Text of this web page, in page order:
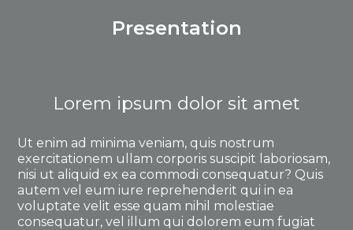
Presentation
Lorem ipsum dolor sit amet
Ut enim ad minima veniam, quis nostrum
exercitationem ullam corporis suscipit laboriosam,
nisi ut aliquid ex ea commodi consequatur? Quis
autem vel eum iure reprehenderit qui in ea
voluptate velit esse quam nihil molestiae
consequatur, vel illum qui dolorem eum fugiat